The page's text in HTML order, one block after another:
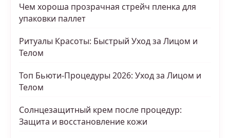
Чем хороша прозрачная стрейч пленка для
упаковки паллет
Ритуалы Красоты: Быстрый Уход за Лицом и
Телом
Топ Бьюти-Процедуры 2026: Уход за Лицом и
Телом
Солнцезащитный крем после процедур:
Защита и восстановление кожи